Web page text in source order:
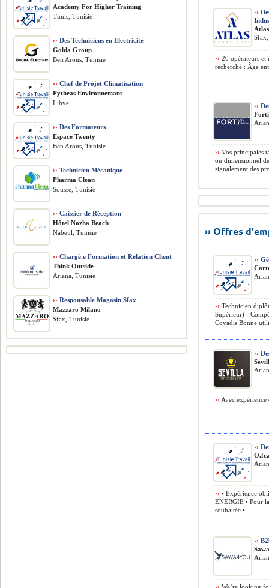
››
›› 20 opérateurs
recherché : Âge
››
›› Vos principales
ou dimensionnel
signalement des
›› Offres
››
›› Technicien
Supérieur) ›
Covadis Bonne
››
›› Avec
››
›› • Expérience
ENERGIE • Pour
souhaitée • ...
››
Academy For Higher Training
Tunis, Tunisie
›› Des Techniciens en Electricité
Golda Group
Ben Arous, Tunisie
›› Chef de Projet Climatisation
Pytheas Environnemant
Libye
›› Des Formateurs
Espace Twenty
Ben Arous, Tunisie
›› Technicien Mécanique
Pharma Clean
Sousse, Tunisie
›› Caissier de Réception
Hôtel Nozha Beach
Nabeul, Tunisie
›› Chargé.e Formation et Relation Client
Think Outside
Ariana, Tunisie
›› Responsable Magasin Sfax
Mazzaro Milano
Sfax, Tunisie